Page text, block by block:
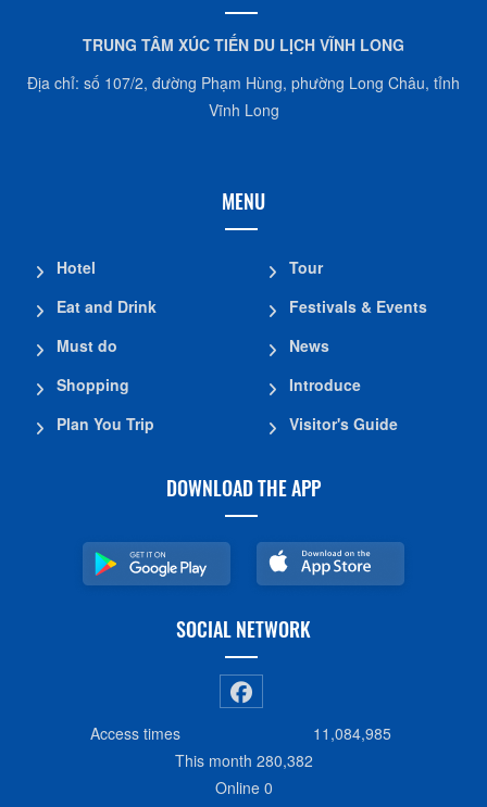
TRUNG TÂM XÚC TIẾN DU LỊCH VĨNH LONG
Địa chỉ: số 107/2, đường Phạm Hùng, phường Long Châu, tỉnh
Vĩnh Long
MENU
Hotel
Eat and Drink
Must do
Shopping
Plan You Trip
Tour
Festivals & Events
News
Introduce
Visitor's Guide
DOWNLOAD THE APP
SOCIAL NETWORK
Access times
11,084,985
This month 280,382
Online 0